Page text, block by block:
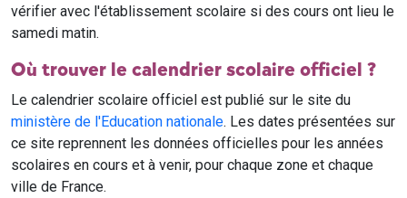
vérifier avec l'établissement scolaire si des cours ont lieu le
samedi matin.
Où trouver le calendrier scolaire officiel ?
Le calendrier scolaire officiel est publié sur le site du
ministère de l'Education nationale. Les dates présentées sur
ce site reprennent les données officielles pour les années
scolaires en cours et à venir, pour chaque zone et chaque
ville de France.